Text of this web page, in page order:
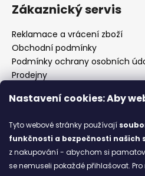
Nastavení cookies: Aby
Tyto webové stránky používají
funkčnosti a bezpečnosti našich
z nakupování - abychom si
se nemuseli pokaždé přihlašovat.
Zákaznický servis
Reklamace a vrácení zboží
Obchodní podmínky
Podmínky ochrany osobních
Prodejny
Značky
Blog
Ze starých bot